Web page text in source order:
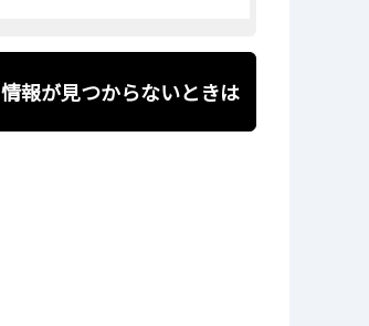
情報が見つからないときは